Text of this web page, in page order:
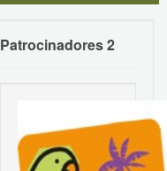
Patrocinadores 2